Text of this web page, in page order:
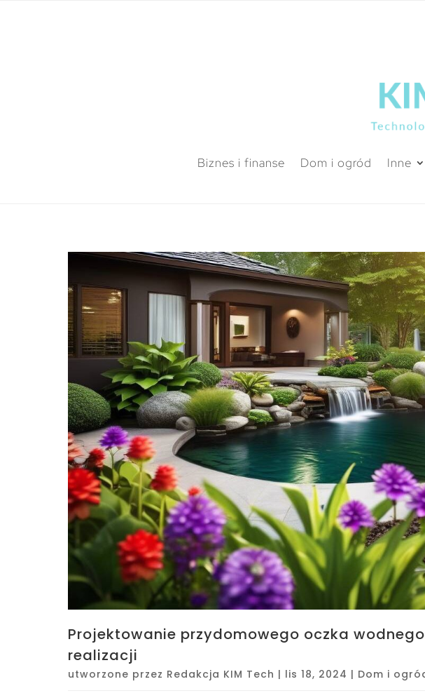
Biznes i finanse Dom i ogród Inne
Projektowanie przydomowego oczka
realizacji
utworzone przez Redakcja KIM Tech | lis 18, 2024 | Dom i